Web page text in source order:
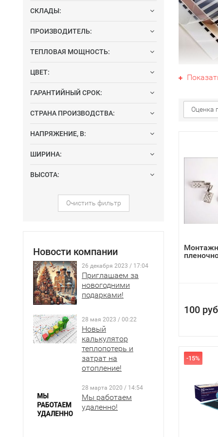
СКЛАДЫ:
ПРОИЗВОДИТЕЛЬ:
ТЕПЛОВАЯ МОЩНОСТЬ:
ЦВЕТ:
ГАРАНТИЙНЫЙ СРОК:
СТРАНА ПРОИЗВОДСТВА:
НАПРЯЖЕНИЕ, В:
ШИРИНА:
ВЫСОТА:
Очистить фильтр
Новости компании
26 декабря 2023 / 17:04
Приглашаем за
новогодними
подарками!
28 мая 2023 / 00:22
Новый
калькулятор
теплопотерь и
затрат на
отопление!
28 марта 2020 / 14:54
Мы работаем
удаленно!
если
кабель в
надежный
Греющая
ситуация
При
Таким
Оценка
100
-15%